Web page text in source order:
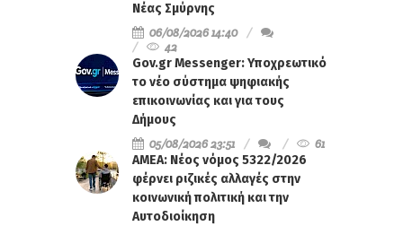
Νέας Σμύρνης
06/08/2026 14:40
42
Gov.gr Messenger: Υποχρεωτικό
το νέο σύστημα ψηφιακής
επικοινωνίας και για τους
Δήμους
05/08/2026 23:51
61
ΑΜΕΑ: Νέος νόμος 5322/2026
φέρνει ριζικές αλλαγές στην
κοινωνική πολιτική και την
Αυτοδιοίκηση